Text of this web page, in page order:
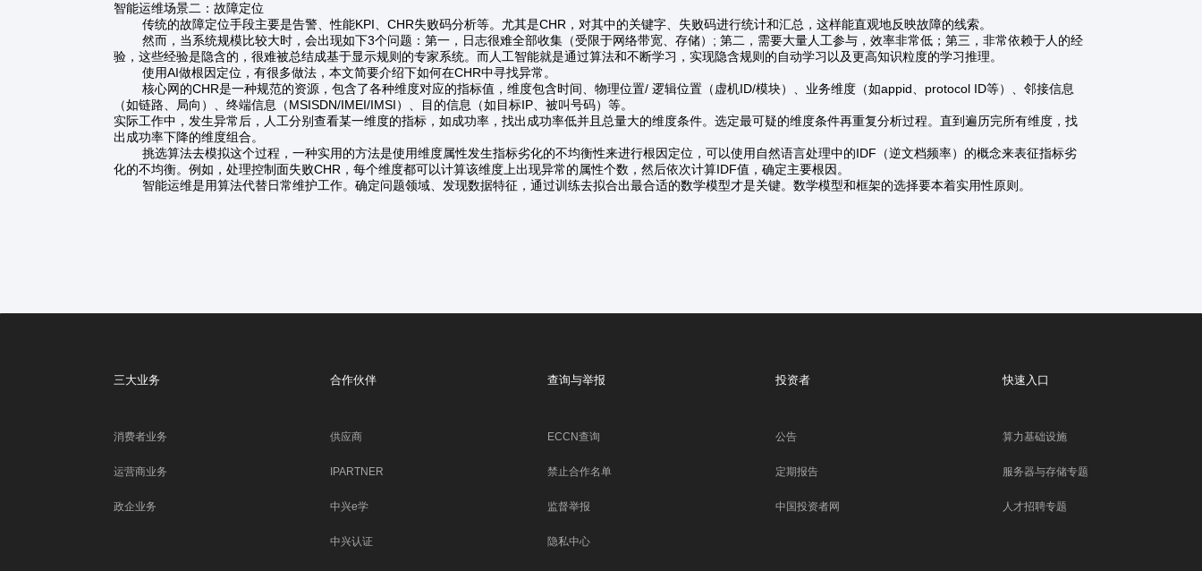
智能运维场景二：故障定位
传统的故障定位手段主要是告警、性能KPI、CHR失败码分析等。尤其是CHR，对其中的关键字、失败码进行统计和汇总，这样能直观地反映故障的线索。
然而，当系统规模比较大时，会出现如下3个问题：第一，日志很难全部收集（受限于网络带宽、存储）; 第二，需要大量人工参与，效率非常低；第三，非常依赖于人的经
验，这些经验是隐含的，很难被总结成基于显示规则的专家系统。而人工智能就是通过算法和不断学习，实现隐含规则的自动学习以及更高知识粒度的学习推理。
使用AI做根因定位，有很多做法，本文简要介绍下如何在CHR中寻找异常。
核心网的CHR是一种规范的资源，包含了各种维度对应的指标值，维度包含时间、物理位置/ 逻辑位置（虚机ID/模块）、业务维度（如appid、protocol ID等）、邻接信息
（如链路、局向）、终端信息（MSISDN/IMEI/IMSI）、目的信息（如目标IP、被叫号码）等。
实际工作中，发生异常后，人工分别查看某一维度的指标，如成功率，找出成功率低并且总量大的维度条件。选定最可疑的维度条件再重复分析过程。直到遍历完所有维度，找
出成功率下降的维度组合。
挑选算法去模拟这个过程，一种实用的方法是使用维度属性发生指标劣化的不均衡性来进行根因定位，可以使用自然语言处理中的IDF（逆文档频率）的概念来表征指标劣
化的不均衡。例如，处理控制面失败CHR，每个维度都可以计算该维度上出现异常的属性个数，然后依次计算IDF值，确定主要根因。
智能运维是用算法代替日常维护工作。确定问题领域、发现数据特征，通过训练去拟合出最合适的数学模型才是关键。数学模型和框架的选择要本着实用性原则。
三大业务
消费者业务
运营商业务
政企业务
合作伙伴
供应商
IPARTNER
中兴e学
中兴认证
查询与举报
ECCN查询
禁止合作名单
监督举报
隐私中心
投资者
公告
定期报告
中国投资者网
快速入口
算力基础设施
服务器与存储专题
人才招聘专题